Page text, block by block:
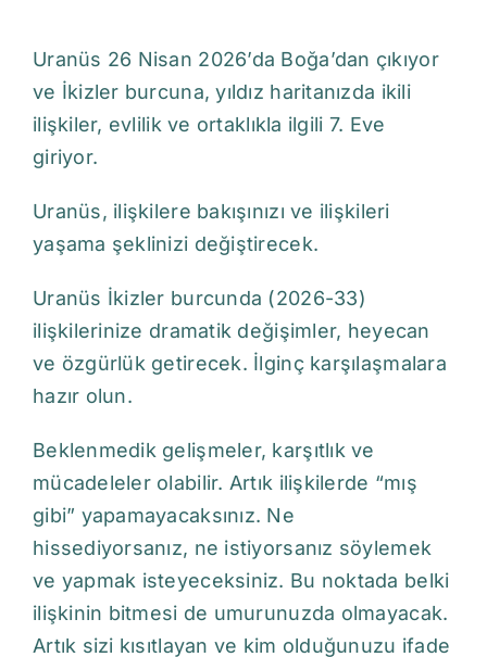
Uranüs 26 Nisan 2026’da Boğa’dan çıkıyor
ve İkizler burcuna, yıldız haritanızda ikili
ilişkiler, evlilik ve ortaklıkla ilgili 7. Eve
giriyor.
Uranüs, ilişkilere bakışınızı ve ilişkileri
yaşama şeklinizi değiştirecek.
Uranüs İkizler burcunda (2026-33)
ilişkilerinize dramatik değişimler, heyecan
ve özgürlük getirecek. İlginç karşılaşmalara
hazır olun.
Beklenmedik gelişmeler, karşıtlık ve
mücadeleler olabilir. Artık ilişkilerde “mış
gibi” yapamayacaksınız. Ne
hissediyorsanız, ne istiyorsanız söylemek
ve yapmak isteyeceksiniz. Bu noktada belki
ilişkinin bitmesi de umurunuzda olmayacak.
Artık sizi kısıtlayan ve kim olduğunuzu ifade